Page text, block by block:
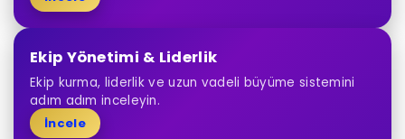
Ekip Yönetimi & Liderlik
Ekip kurma, liderlik ve uzun vadeli büyüme sistemini
adım adım inceleyin.
İncele